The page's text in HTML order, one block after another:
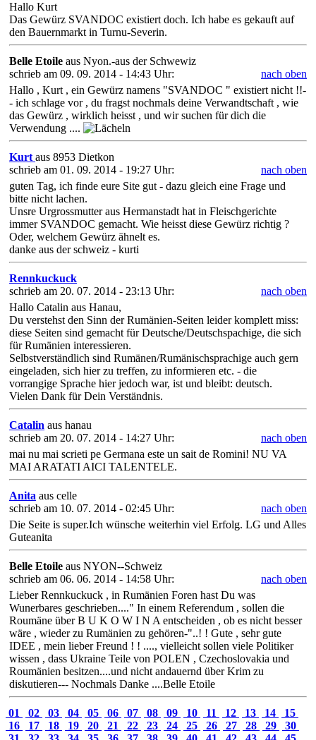
Hallo Kurt
Das Gewürz SVANDOC existiert doch. Ich habe es gekauft auf
den Bauernmarkt in Turnu-Severin.
Belle Etoile aus Nyon.-aus der Schwewiz
schrieb am 09. 09. 2014 - 14:43 Uhr:
nach oben
Hallo , Kurt , ein Gewürz namens "SVANDOC " existiert nicht !!-
- ich schlage vor , du fragst nochmals deine Verwandtschaft , wie
das Gewürz , wirklich heisst , und wir suchen für dich die
Verwendung ....
Kurt aus 8953 Dietkon
schrieb am 01. 09. 2014 - 19:27 Uhr:
nach oben
guten Tag, ich finde eure Site gut - dazu gleich eine Frage und
bitte nicht lachen.
Unsre Urgrossmutter aus Hermanstadt hat in Fleischgerichte
immer SVANDOC gemacht. Wie heisst diese Gewürz richtig ?
Oder, welchem Gewürz ähnelt es.
danke aus der schweiz - kurti
Rennkuckuck
schrieb am 20. 07. 2014 - 23:13 Uhr:
nach oben
Hallo Catalin aus Hanau,
Du verstehst den Sinn der Rumänien-Seiten leider komplett miss:
diese Seiten sind gemacht für Deutsche/Deutschspachige, die sich
für Rumänien interessieren.
Selbstverständlich sind Rumänen/Rumänischsprachige auch gern
eingeladen, sich hier zu treffen, zu informieren etc. - die
vorrangige Sprache hier jedoch war, ist und bleibt: deutsch.
Vielen Dank für Dein Verständnis.
Catalin aus hanau
schrieb am 20. 07. 2014 - 14:27 Uhr:
nach oben
mai nu mai scrieti pe Germana este un sait de Romini! NU VA
MAI ARATATI AICI TALENTELE.
Anita aus celle
schrieb am 10. 07. 2014 - 02:45 Uhr:
nach oben
Die Seite is super.Ich wünsche weiterhin viel Erfolg. LG und Alles
Guteanita
Belle Etoile aus NYON--Schweiz
schrieb am 06. 06. 2014 - 14:58 Uhr:
nach oben
Lieber Rennkuckuck , in Rumänien Foren hast Du was
Wunerbares geschrieben...." In einem Referendum , sollen die
Roumäne über B U K O W I N A entscheiden , ob es nicht besser
wäre , wieder zu Rumänien zu gehören-"..! ! Gute , sehr gute
IDEE , mein lieber Freund ! ! ...., vielleicht sollen viele Politiker
wissen , dass Ukraine Teile von POLEN , Czechoslovakia und
Roumänien besitzen....und nicht andauernd über Krim zu
diskutieren--- Nochmals Danke ....Belle Etoile
01 02 03 04 05 06 07 08 09 10 11 12 13 14
15
16
17 18 19 20 21 22 23 24 25 26 27 28 29
30